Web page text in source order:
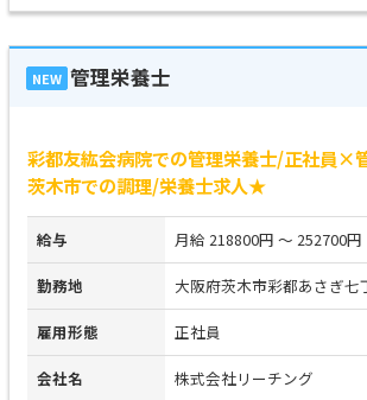
NEW 管理栄養士
彩都友紘会病院での管理栄養士/正社員×
茨木市での調理/栄養士求人★
給与 月給 218800円 ～ 252700円
勤務地 大阪府茨木市彩都あさぎ七
雇用形態 正社員
会社名 株式会社リーチング